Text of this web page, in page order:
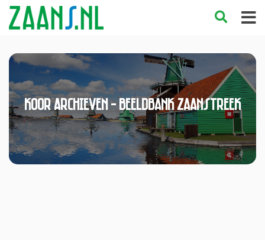
koor Archieven - Beeldbank Zaanstreek